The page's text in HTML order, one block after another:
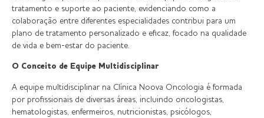
tratamento e suporte ao paciente, evidenciando como a
colaboração entre diferentes especialidades contribui para um
plano de tratamento personalizado e eficaz, focado na qualidade
de vida e bem-estar do paciente.
O Conceito de Equipe Multidisciplinar
A equipe multidisciplinar na Clínica Noova Oncologia é formada
por profissionais de diversas áreas, incluindo oncologistas,
hematologistas, enfermeiros, nutricionistas, psicólogos,